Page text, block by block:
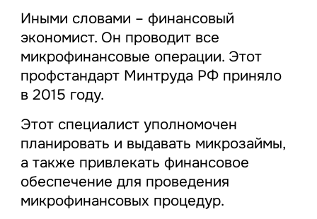
Иными словами – финансовый
экономист. Он проводит все
микрофинансовые операции. Этот
профстандарт Минтруда РФ приняло
в 2015 году.
Этот специалист уполномочен
планировать и выдавать микрозаймы,
а также привлекать финансовое
обеспечение для проведения
микрофинансовых процедур.